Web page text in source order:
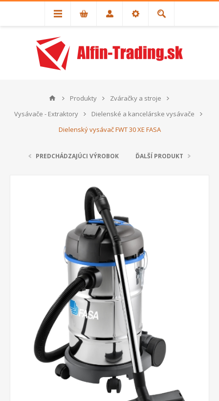
Produkty
Zváračky a stroje
Vysávače - Extraktory
Dielenské a kancelárske vysávače
Dielenský vysávač FWT 30 XE FASA
PREDCHÁDZAJÚCI VÝROBOK ĎALŠÍ PRODUKT